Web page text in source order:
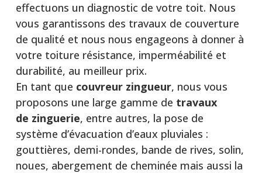
effectuons un diagnostic de votre toit. Nous
vous garantissons des travaux de couverture
de qualité et nous nous engageons à donner à
votre toiture résistance, imperméabilité et
durabilité, au meilleur prix.
En tant que couvreur zingueur, nous vous
proposons une large gamme de travaux
de zinguerie, entre autres, la pose de
système d’évacuation d’eaux pluviales :
gouttières, demi-rondes, bande de rives, solin,
noues, abergement de cheminée mais aussi la